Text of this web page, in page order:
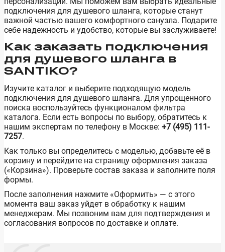
подключения для душевого шланга, которые станут
важной частью вашего комфортного санузла. Подарите
себе надежность и удобство, которые вы заслуживаете!
Как заказать подключения
для душевого шланга в
SANTIKO?
Изучите каталог и выберите подходящую модель
подключения для душевого шланга. Для упрощенного
поиска воспользуйтесь функционалом фильтра
каталога. Если есть вопросы по выбору, обратитесь к
нашим экспертам по телефону в Москве: +7 (495) 111-
7257.
Как только вы определитесь с моделью, добавьте её в
корзину и перейдите на страницу оформления заказа
(«Корзина»). Проверьте состав заказа и заполните поля
формы.
После заполнения нажмите «Оформить» — с этого
момента ваш заказ уйдет в обработку к нашим
менеджерам. Мы позвоним вам для подтверждения и
согласования вопросов по доставке и оплате.